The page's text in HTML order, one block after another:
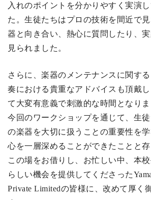
入れのポイントを分かりやすく実演
た。生徒たちはプロの技術を間近で
器と向き合い、熱心に質問したり、
見られました。
さらに、楽器のメンテナンスに関す
奏における貴重なアドバイスも頂戴
て大変有意義で刺激的な時間となりま
今回のワークショップを通じて、生
の楽器を大切に扱うことの重要性を
心を一層深めることができたことと存
この場をお借りし、お忙しい中、本
らしい機会を提供してくださった
Private Limitedの皆様に、改めて厚く